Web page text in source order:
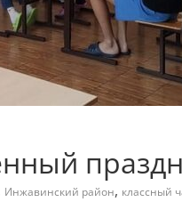
Инжавинский район, классный